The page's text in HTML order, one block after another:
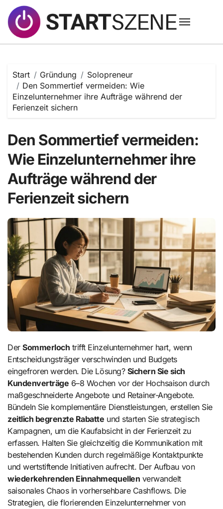
Inhalt
springen
Start Gründung
Solopreneur
Den Sommertief vermeiden: Wie
Einzelunternehmer ihre Aufträge während der
Ferienzeit sichern
Den Sommertief vermeiden:
Wie Einzelunternehmer ihre
Aufträge während der
Ferienzeit sichern
DerSommerloch trifft Einzelunternehmer hart, wenn
Entscheidungsträger verschwinden und Budgets
eingefroren werden. Die Lösung? Sichern Sie sich
Kundenverträge 6–8 Wochen vor der Hochsaison durch
maßgeschneiderte Angebote und Retainer-Angebote.
Bündeln Sie komplementäre Dienstleistungen, erstellen Sie
zeitlich begrenzte Rabatte und starten Sie strategisch
Kampagnen, um die Kaufabsicht in der Ferienzeit zu
erfassen. Halten Sie gleichzeitig die Kommunikation mit
bestehenden Kunden durch regelmäßige Kontaktpunkte
und wertstiftende Initiativen aufrecht. Der Aufbau von
wiederkehrenden Einnahmequellen verwandelt
saisonales Chaos in vorhersehbare Cashflows. Die
Strategien, die florierenden Einzelunternehmer von